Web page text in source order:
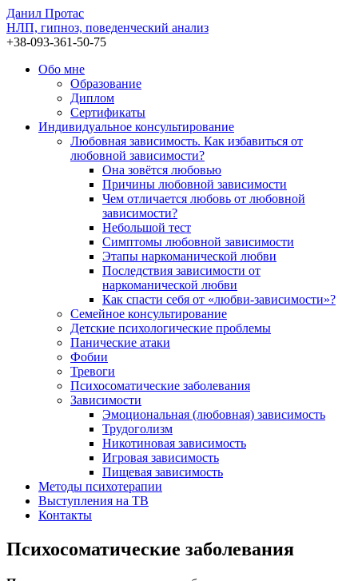
Данил Протас
НЛП, гипноз, поведенческий анализ
+38-093-361-50-75
Обо мне
Образование
Диплом
Сертификаты
Индивидуальное консультирование
Любовная зависимость. Как избавиться от
любовной зависимости?
Она зовётся любовью
Причины любовной зависимости
Чем отличается любовь от любовной
зависимости?
Небольшой тест
Симптомы любовной зависимости
Этапы наркоманической любви
Последствия зависимости от
наркоманической любви
Как спасти себя от «любви-зависимости»?
Семейное консультирование
Детские психологические проблемы
Панические атаки
Фобии
Тревоги
Психосоматические заболевания
Зависимости
Эмоциональная (любовная) зависимость
Трудоголизм
Никотиновая зависимость
Игровая зависимость
Пищевая зависимость
Методы психотерапии
Выступления на ТВ
Контакты
Психосоматические заболевания